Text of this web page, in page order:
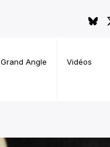
Grand Angle Vidéos